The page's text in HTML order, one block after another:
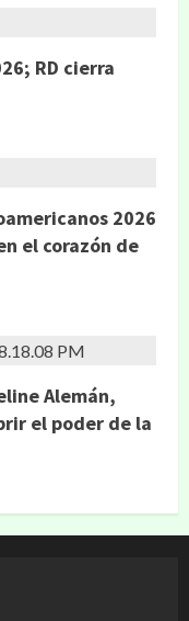
RD cierra
2026
el corazón de
Alemán,
el poder de la